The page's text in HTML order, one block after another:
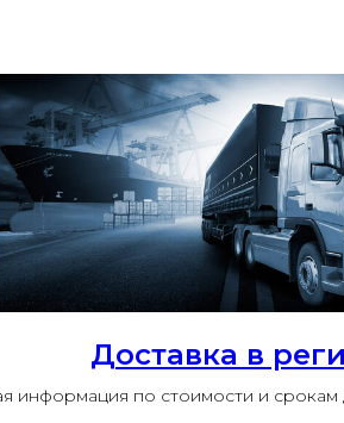
Доставка в
информация по стоимости и